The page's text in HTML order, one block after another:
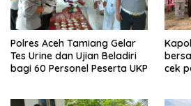
Polres Aceh Tamiang Gelar
Tes Urine dan Ujian Beladiri
bagi 60 Personel Peserta UKP
cek